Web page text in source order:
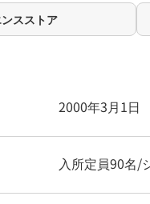
スストア
2000年3月1日
入所定員90名/